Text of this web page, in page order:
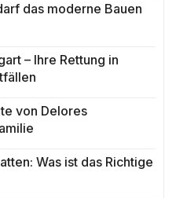
das moderne Bauen
– Ihre Rettung in
von Delores
Was ist das Richtige